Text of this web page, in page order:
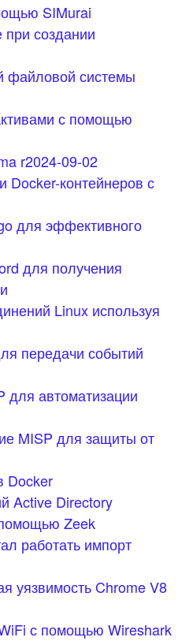
SIMurai
создании
файловой системы
с помощью
r2024-09-02
Docker-контейнеров с
для эффективного
для получения
Linux используя
передачи событий
для автоматизации
MISP для защиты от
Docker
Active Directory
Zeek
работать импорт
уязвимость Chrome V8
с помощью Wireshark